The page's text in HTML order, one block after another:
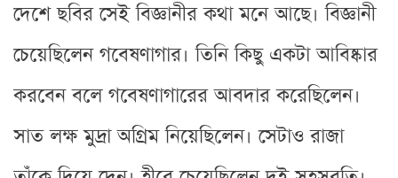
দেশে ছবির সেই বিজ্ঞানীর কথা মনে আছে। বিজ্ঞানী
চেয়েছিলেন গবেষণাগার। তিনি কিছু একটা আবিষ্কার
করবেন বলে গবেষণাগারের আবদার করেছিলেন।
সাত লক্ষ মুদ্রা অগ্রিম নিয়েছিলেন। সেটাও রাজা